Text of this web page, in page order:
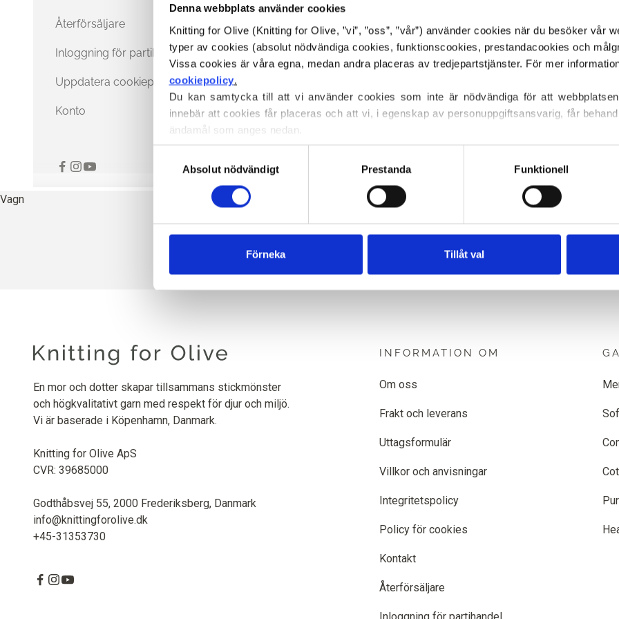
Denna webbplats använder cookies
Knitting for Olive (Knitting for Olive, ”vi”, ”oss”, ”vår”) använder cookies när du besöker vår
typer av cookies (absolut nödvändiga cookies, funktionscookies, prestandacookies och
cookiepolicy.
Du kan samtycka till att vi använder cookies som inte är nödvändiga för att
innebär att cookies får placeras och att vi, i egenskap av personuppgiftsansvarig, får
ändamål som anges nedan.
Du kan när som helst ändra eller återkalla ditt samtycke via vår cookiepolicy, där du
blockerar och raderar cookies.
Absolut nödvändigt Prestanda Funktionell
Förneka Tillåt val
Återförsäljare
Inloggning för partihandel
Uppdatera cookiepreferenser
Konto
Vagn
Accessoarer
Denna samling är tom
FORTSÄTT HANDLA
En mor och dotter skapar tillsammans stickmönster
och högkvalitativt garn med respekt för djur och miljö.
Vi är baserade i Köpenhamn, Danmark.
Knitting for Olive ApS
CVR: 39685000
Godthåbsvej 55, 2000 Frederiksberg, Danmark
info@knittingforolive.dk
+45-31353730
INFORMATION OM
Om oss
Frakt och leverans
Uttagsformulär
Villkor och anvisningar
Integritetspolicy
Policy för cookies
Kontakt
Återförsäljare